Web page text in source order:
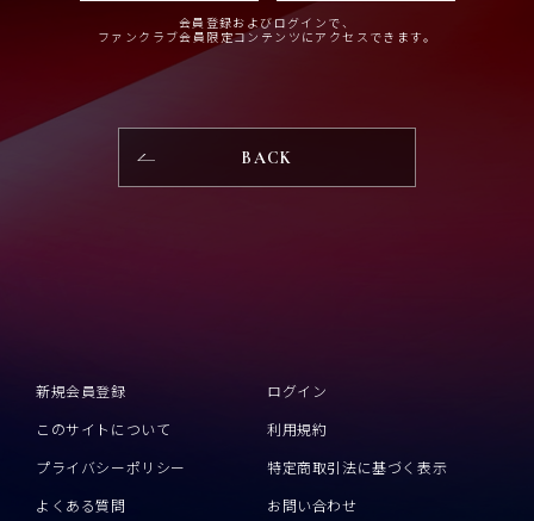
会員登録およびログインで、
ファンクラブ会員限定コンテンツにアクセスできます。
BACK
新規会員登録
ログイン
このサイトについて
利用規約
プライバシーポリシー
特定商取引法に基づく表示
よくある質問
お問い合わせ